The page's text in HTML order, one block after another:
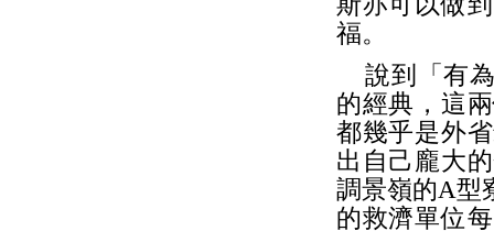
福。
說到「有為
的經典，這
都幾乎是外
出自己龐大
調景嶺的A型
的救濟單位